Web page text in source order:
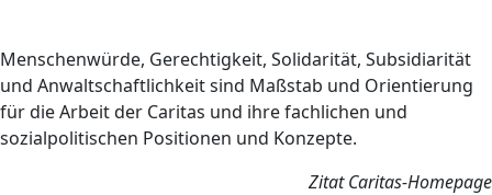
Menschenwürde, Gerechtigkeit, Solidarität, Subsidiarität
und Anwaltschaftlichkeit sind Maßstab und Orientierung
für die Arbeit der Caritas und ihre fachlichen und
sozialpolitischen Positionen und Konzepte.
Zitat Caritas-Homepage